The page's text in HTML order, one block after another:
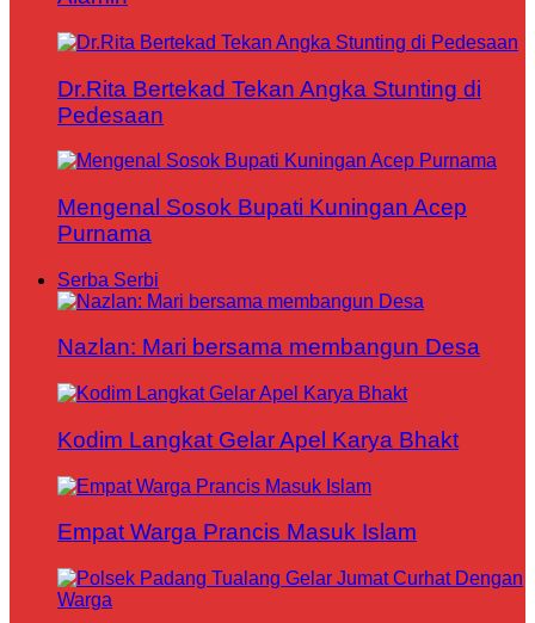
Dr.Rita Bertekad Tekan Angka Stunting di
Pedesaan
Mengenal Sosok Bupati Kuningan Acep
Purnama
Serba Serbi
Nazlan: Mari bersama membangun Desa
Kodim Langkat Gelar Apel Karya Bhakt
Empat Warga Prancis Masuk Islam